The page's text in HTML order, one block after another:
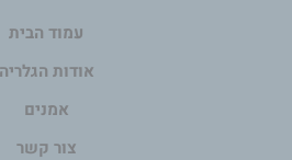
עמוד הבית
אודות הגלריה
אמנים
צור קשר